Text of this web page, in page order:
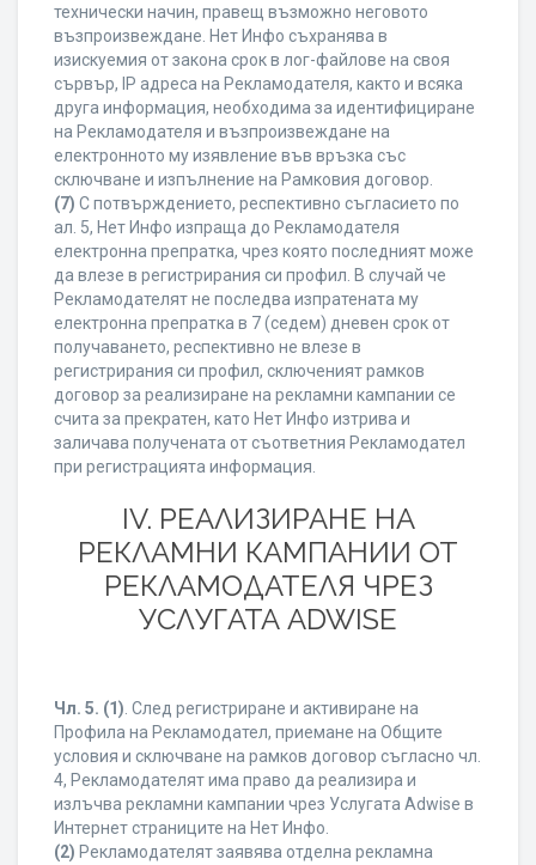
технически начин, правещ възможно неговото
възпроизвеждане. Нет Инфо съхранява в
изискуемия от закона срок в лог-файлове на своя
сървър, IP адреса на Рекламодателя, както и всяка
друга информация, необходима за идентифициране
на Рекламодателя и възпроизвеждане на
електронното му изявление във връзка със
сключване и изпълнение на Рамковия договор.
(7) С потвърждението, респективно съгласието по
ал. 5, Нет Инфо изпраща до Рекламодателя
електронна препратка, чрез която последният може
да влезе в регистрирания си профил. В случай че
Рекламодателят не последва изпратената му
електронна препратка в 7 (седем) дневен срок от
получаването, респективно не влезе в
регистрирания си профил, сключеният рамков
договор за реализиране на рекламни кампании се
счита за прекратен, като Нет Инфо изтрива и
заличава получената от съответния Рекламодател
при регистрацията информация.
IV. РЕАЛИЗИРАНЕ НА
РЕКЛАМНИ КАМПАНИИ ОТ
РЕКЛАМОДАТЕЛЯ ЧРЕЗ
УСЛУГАТА ADWISE
Чл. 5. (1) . След регистриране и активиране на
Профила на Рекламодател, приемане на Общите
условия и сключване на рамков договор съгласно чл.
4, Рекламодателят има право да реализира и
излъчва рекламни кампании чрез Услугата Adwise в
Интернет страниците на Нет Инфо.
(2) Рекламодателят заявява отделна рекламна